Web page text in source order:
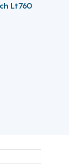
Lt760